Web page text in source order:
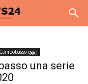
oggi
una serie